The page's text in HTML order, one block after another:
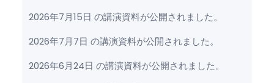
2026年7月15日 の講演資料が公開されました。
2026年7月7日 の講演資料が公開されました。
2026年6月24日 の講演資料が公開されました。